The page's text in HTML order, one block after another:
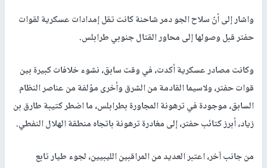
واشار إلى أنّ سلاح الجو دمر شاحنة كانت تقل إمدادات عسكرية لقوات
حفتر قبل وصولها إلى محاور القتال جنوبي طرابلس.
وكانت مصادر عسكرية أكدت، في وقت سابق، نشوء خلافات كبيرة بين
قوات حفتر، ولاسيما القادمة من الشرق وأخرى مؤلفة من عناصر النظام
السابق، موجودة في ترهونة المجاورة بطرابلس، ما اضطر كتيبة طارق بن
زياد، أبرز كتائب حفتر، إلى مغادرة ترهونة باتجاه منطقة الهلال النفطي.
من جانب آخر، اعتبر العديد من المراقبين الليبيين، لجوء طيار تابع